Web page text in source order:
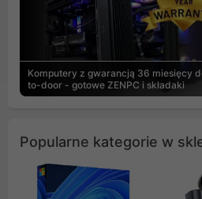
Komputery z gwarancją 36 miesięcy
to-door - gotowe ZENPC i składaki
Popularne kategorie w